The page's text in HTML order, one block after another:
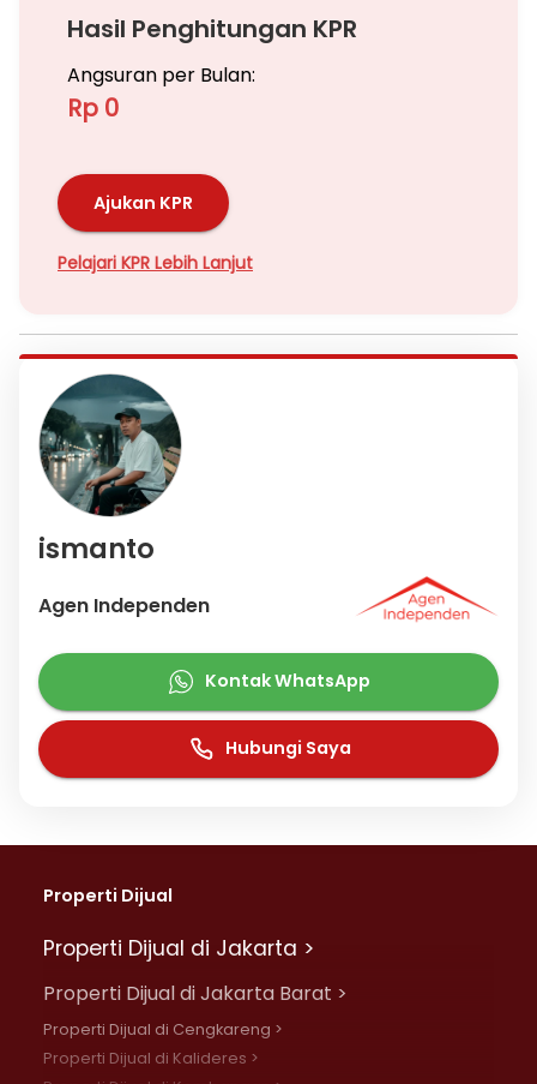
Hasil Penghitungan KPR
Angsuran per Bulan:
Rp 0
Ajukan KPR
Pelajari KPR Lebih Lanjut
ismanto
Agen Independen
Kontak WhatsApp
Hubungi Saya
Properti Dijual
Properti Dijual di Jakarta >
Properti Dijual di Jakarta Barat >
Properti Dijual di Cengkareng >
Properti Dijual di Kalideres >